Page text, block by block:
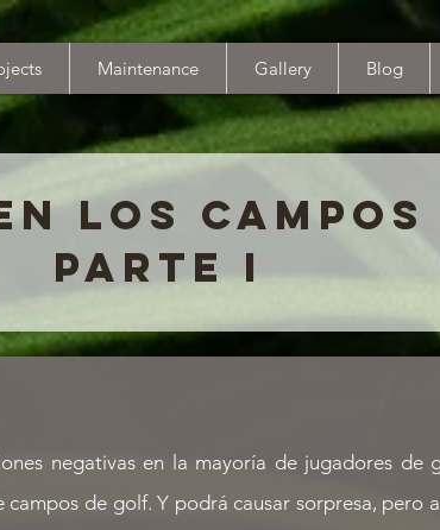
Maintenance Gallery Blog
LOS CAMPOS
PARTE I
negativas en la mayoría de jugadores
de golf. Y podrá causar sorpresa, pero